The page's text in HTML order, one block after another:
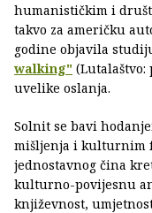
humanističkim i
takvo za američku
godine objavila
walking" (Lutalaštvo:
uvelike oslanja.
Solnit se bavi
mišljenja i kulturnim
jednostavnog čina
kulturno-povijesnu
književnost,